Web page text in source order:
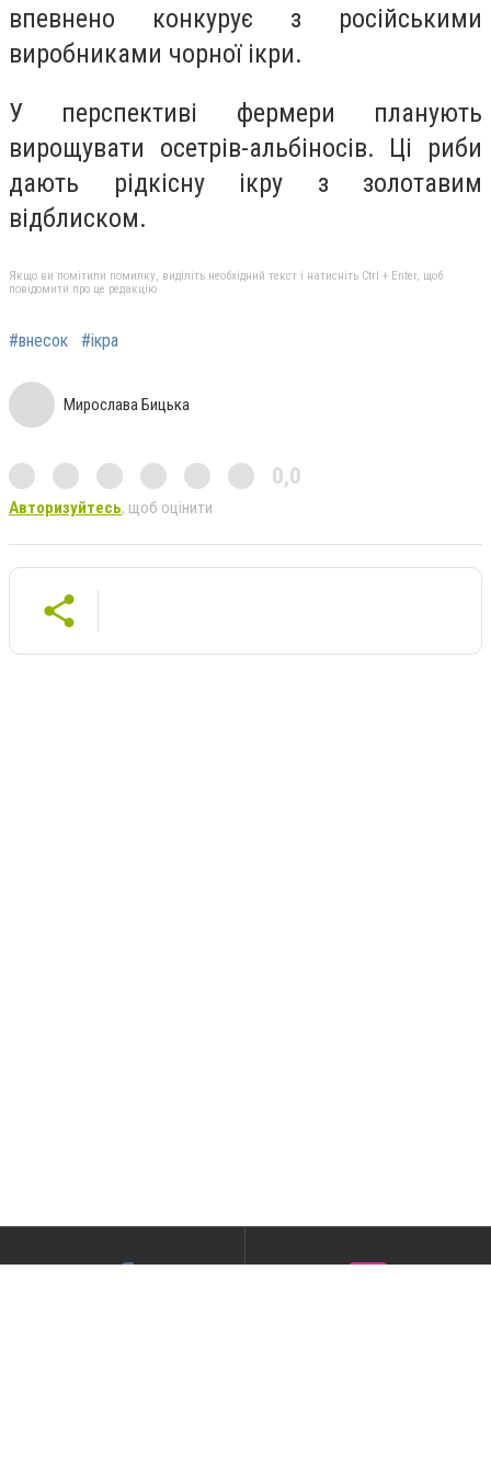
впевнено конкурує з російськими
виробниками чорної ікри.
У перспективі фермери планують
вирощувати осетрів-альбіносів. Ці риби
дають рідкісну ікру з золотавим
відблиском.
Якщо ви помітили помилку, виділіть необхідний текст і натисніть Ctrl + Enter, щоб
повідомити про це редакцію
#внесок #ікра
Мирослава Бицька
0,0
Авторизуйтесь, щоб оцінити